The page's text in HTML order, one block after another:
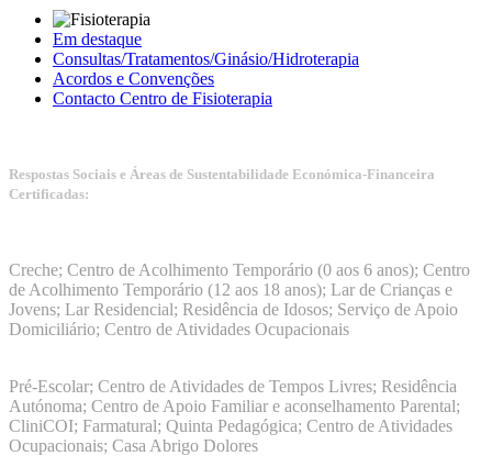
Em destaque
Consultas/Tratamentos/Ginásio/Hidroterapia
Acordos e Convenções
Contacto Centro de Fisioterapia
Respostas Sociais e Áreas de Sustentabilidade Económica-Financeira
Certificadas:
Creche; Centro de Acolhimento Temporário (0 aos 6 anos); Centro
de Acolhimento Temporário (12 aos 18 anos); Lar de Crianças e
Jovens; Lar Residencial; Residência de Idosos; Serviço de Apoio
Domiciliário; Centro de Atividades Ocupacionais
Pré-Escolar; Centro de Atividades de Tempos Livres; Residência
Autónoma; Centro de Apoio Familiar e aconselhamento Parental;
CliniCOI; Farmatural; Quinta Pedagógica; Centro de Atividades
Ocupacionais; Casa Abrigo Dolores